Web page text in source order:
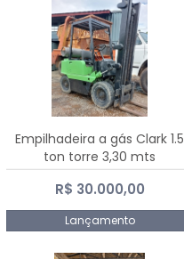
Empilhadeira a gás Clark 1.5
ton torre 3,30 mts
R$ 30.000,00
Lançamento